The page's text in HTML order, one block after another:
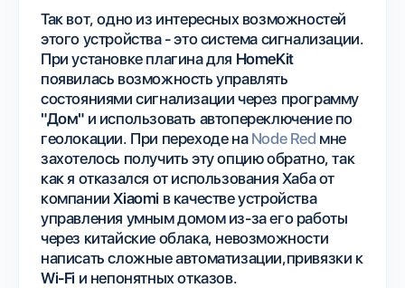
Так вот, одно из интересных возможностей
этого устройства - это система сигнализации.
При установке плагина для HomeKit
появилась возможность управлять
состояниями сигнализации через программу
"Дом" и использовать автопереключение по
геолокации. При переходе на Node Red мне
захотелось получить эту опцию обратно, так
как я отказался от использования Хаба от
компанииXiaomi в качестве устройства
управления умным домом из-за его работы
через китайские облака, невозможности
написать сложные автоматизации,привязки к
Wi-Fi и непонятных отказов.